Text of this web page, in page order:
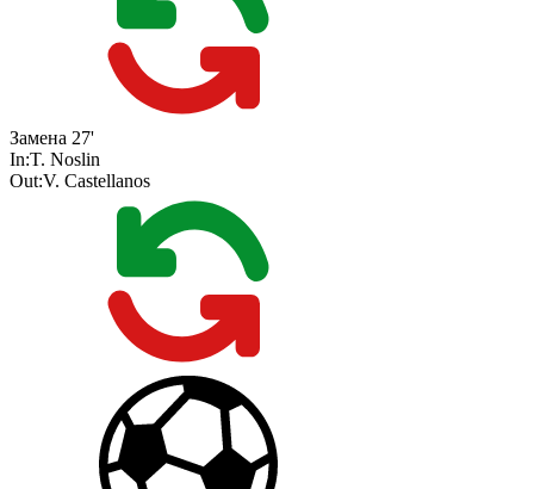
Замена 27'
In:T. Noslin
Out:V. Castellanos